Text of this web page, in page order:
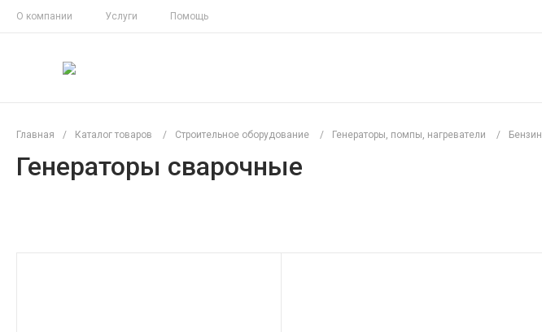
О компании Услуги Помощь
Главная / Каталог товаров / Строительное оборудование / Генераторы, помпы, нагреватели /
Генераторы сварочные